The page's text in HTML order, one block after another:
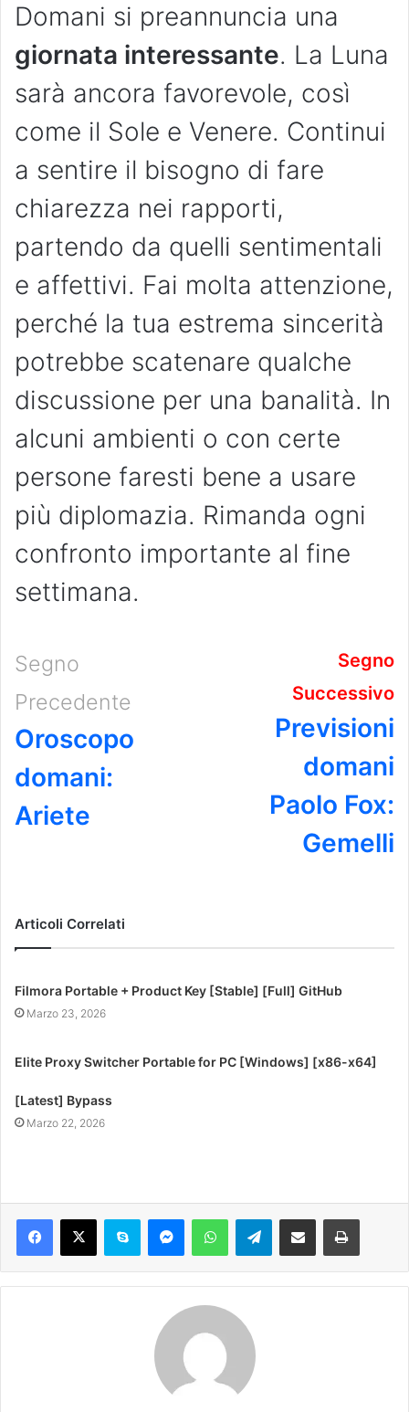
Domani si preannuncia una
giornata interessante. La Luna
sarà ancora favorevole, così
come il Sole e Venere. Continui
a sentire il bisogno di fare
chiarezza nei rapporti,
partendo da quelli sentimentali
e affettivi. Fai molta attenzione,
perché la tua estrema sincerità
potrebbe scatenare qualche
discussione per una banalità. In
alcuni ambienti o con certe
persone faresti bene a usare
più diplomazia. Rimanda ogni
confronto importante al fine
settimana.
Segno
Precedente
Oroscopo
domani:
Ariete
Segno
Successivo
Previsioni
domani
Paolo Fox:
Gemelli
Articoli Correlati
Filmora Portable + Product Key [Stable] [Full] GitHub
Marzo 23, 2026
Elite Proxy Switcher Portable for PC [Windows] [x86-x64]
[Latest] Bypass
Marzo 22, 2026